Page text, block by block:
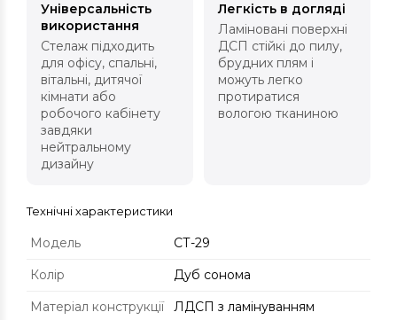
Універсальність
використання
Стелаж підходить
для офісу, спальні,
вітальні, дитячої
кімнати або
робочого кабінету
завдяки
нейтральному
дизайну
Легкість в догляді
Ламіновані поверхні
ДСП стійкі до пилу,
брудних плям і
можуть легко
протиратися
вологою тканиною
Технічні характеристики
Модель
СТ-29
Колір
Дуб сонома
Матеріал конструкції
ЛДСП з ламінуванням